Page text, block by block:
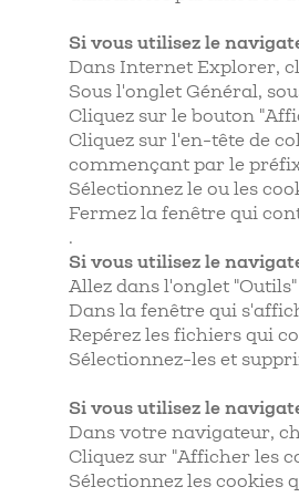
Si vous utilisez le
Dans Internet Explorer,
Sous l'onglet Général,
Cliquez sur le bouton
Cliquez sur l'en-tête de
commençant par le
Sélectionnez le ou les
Fermez la fenêtre qui
.
Si vous utilisez le
Allez dans l'onglet
Dans la fenêtre qui
Repérez les fichiers qui
Sélectionnez-les et
Si vous utilisez le
Dans votre navigateur,
Cliquez sur "Afficher les
Sélectionnez les cookies